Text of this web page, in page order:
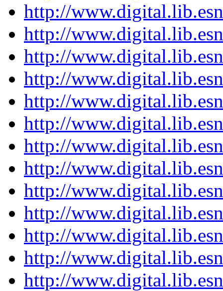
http://
http://
http://
http://
http://
http://
http://
http://
http://
http://
http://
http://
http://